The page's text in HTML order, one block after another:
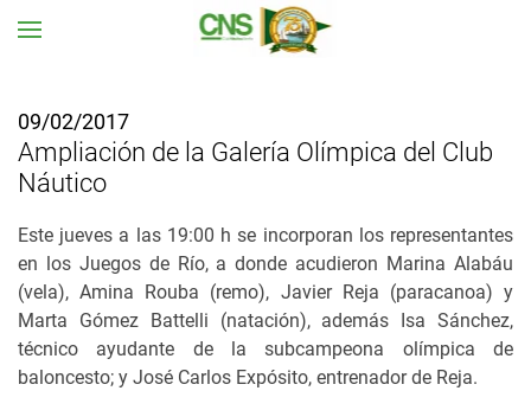
09/02/2017
Ampliación de la Galería Olímpica del Club
Náutico
Este jueves a las 19:00 h se incorporan los representantes
en los Juegos de Río, a donde acudieron Marina Alabáu
(vela), Amina Rouba (remo), Javier Reja (paracanoa) y
Marta Gómez Battelli (natación), además Isa Sánchez,
técnico ayudante de la subcampeona olímpica de
baloncesto; y José Carlos Expósito, entrenador de Reja.